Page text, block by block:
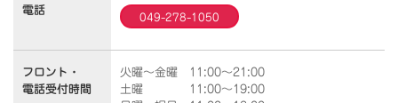
電話
049-278-1050
フロント・
電話受付時間
火曜～金曜 11:00～21:00
土曜 11:00～19:00